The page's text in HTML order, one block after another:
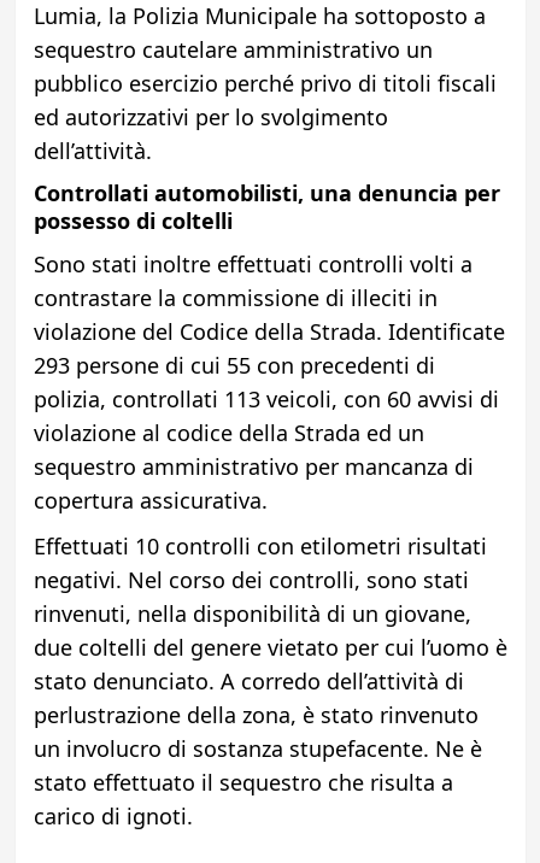
Lumia, la Polizia Municipale ha sottoposto a
sequestro cautelare amministrativo un
pubblico esercizio perché privo di titoli fiscali
ed autorizzativi per lo svolgimento
dell’attività.
Controllati automobilisti, una denuncia per
possesso di coltelli
Sono stati inoltre effettuati controlli volti a
contrastare la commissione di illeciti in
violazione del Codice della Strada. Identificate
293 persone di cui 55 con precedenti di
polizia, controllati 113 veicoli, con 60 avvisi di
violazione al codice della Strada ed un
sequestro amministrativo per mancanza di
copertura assicurativa.
Effettuati 10 controlli con etilometri risultati
negativi. Nel corso dei controlli, sono stati
rinvenuti, nella disponibilità di un giovane,
due coltelli del genere vietato per cui l’uomo è
stato denunciato. A corredo dell’attività di
perlustrazione della zona, è stato rinvenuto
un involucro di sostanza stupefacente. Ne è
stato effettuato il sequestro che risulta a
carico di ignoti.